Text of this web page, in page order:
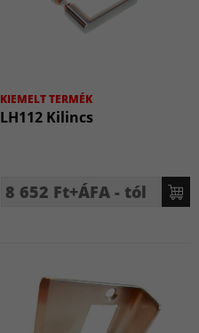
KIEMELT TERMÉK
LH112 Kilincs
8 652 Ft+ÁFA - tól